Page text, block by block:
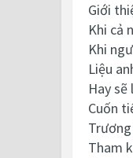
Giới
Khi cả
Khi
Liệu
Hay sẽ
Cuốn
Tham